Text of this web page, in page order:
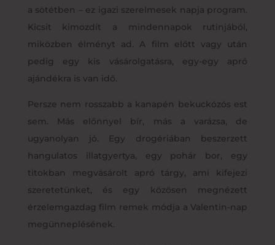
a sötétben – ez igazi szerelmesek napja program.
Kicsit kimozdít a mindennapok rutinjából,
miközben élményt ad. A film előtt vagy után
pedig egy kis vásárolgatásra, egy-egy apró
ajándékra is van idő.
Persze nem rosszabb a kanapén bekuckózós est
sem. Más előnnyel bír, más a varázsa, de
ugyanolyan jó. Egy drogériában beszerzett
hangulatos illatgyertya, egy pohár bor, egy
titokban megvásárolt apró tárgy, ami kifejezi
szeretetünket, és egy közösen megnézett
érzelemgazdag film remek módja a Valentin-nap
megünneplésének.